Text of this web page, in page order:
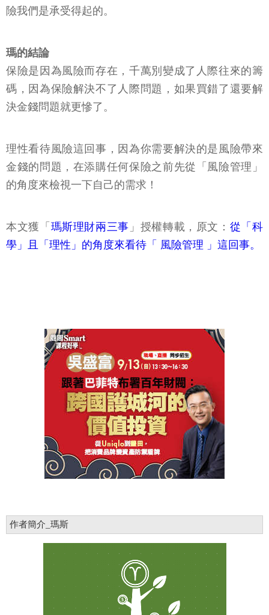
險我們是承受得起的。
瑪的結論
保險是因為風險而存在，千萬別變成了人際往來的籌
碼，因為保險解決不了人際問題，如果買錯了還要解
決金錢問題就更慘了。
理性看待風險這回事，因為你需要解決的是風險帶來
金錢的問題，在添購任何保險之前先從「風險管理」
的角度來檢視一下自己的需求！
本文獲「 瑪斯理財兩三事 」授權轉載，原文： 從「科
學」且「理性」的角度來看待「 風險管理 」這回事。
作者簡介_瑪斯